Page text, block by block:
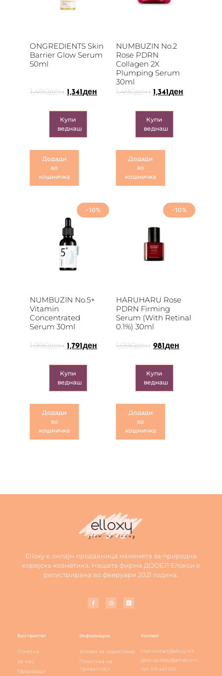
ONGREDIENTS Skin
Barrier Glow Serum
50ml
1,490ден 1,341 ден
Купи
веднаш
Додади
во
кошничка
NUMBUZIN No.2
Rose PDRN
Collagen 2X
Plumping Serum
30ml
1,490ден 1,341 ден
Купи
веднаш
Додади
во
кошничка
-10%
NUMBUZIN No.5+
Vitamin
Concentrated
Serum 30ml
1,990ден 1,791 ден
Купи
веднаш
Додади
во
кошничка
-10%
HАRUHARU Rose
PDRN Firming
Serum (with Retinal
0.1%) 30ml
1,090ден 981 ден
Купи
веднаш
Додади
во
кошничка
Elloxy е онлајн продавница наменета за природна
корејска козметика. Нашата фирма ДООЕЛ Елокси е
регистрирана во февруари 2021 година.
Брз пристап
Почетна
За нас
Производи
Информации
Услови за користење
Политика на
приватност
Контакт
Mail: contact@elloxy.mk
glow.up.2day@gmail.com
Тел: 071 443 305